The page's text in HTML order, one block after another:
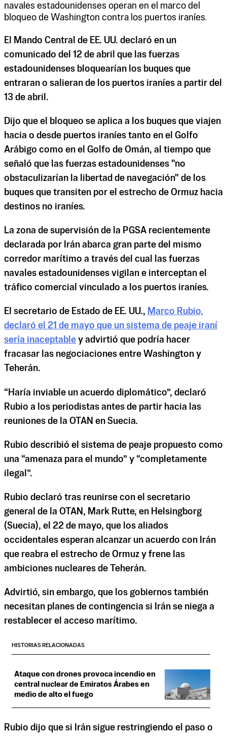
navales estadounidenses operan en el marco del
bloqueo de Washington contra los puertos iraníes.
El Mando Central de EE. UU. declaró en un
comunicado del 12 de abril que las fuerzas
estadounidenses bloquearían los buques que
entraran o salieran de los puertos iraníes a partir del
13 de abril.
Dijo que el bloqueo se aplica a los buques que viajen
hacia o desde puertos iraníes tanto en el Golfo
Arábigo como en el Golfo de Omán, al tiempo que
señaló que las fuerzas estadounidenses "no
obstaculizarían la libertad de navegación" de los
buques que transiten por el estrecho de Ormuz hacia
destinos no iraníes.
La zona de supervisión de la PGSA recientemente
declarada por Irán abarca gran parte del mismo
corredor marítimo a través del cual las fuerzas
navales estadounidenses vigilan e interceptan el
tráfico comercial vinculado a los puertos iraníes.
El secretario de Estado de EE. UU., Marco Rubio,
declaró el 21 de mayo que un sistema de peaje iraní
sería inaceptable y advirtió que podría hacer
fracasar las negociaciones entre Washington y
Teherán.
“Haría inviable un acuerdo diplomático”, declaró
Rubio a los periodistas antes de partir hacia las
reuniones de la OTAN en Suecia.
Rubio describió el sistema de peaje propuesto como
una “amenaza para el mundo” y “completamente
ilegal”.
Rubio declaró tras reunirse con el secretario
general de la OTAN, Mark Rutte, en Helsingborg
(Suecia), el 22 de mayo, que los aliados
occidentales esperan alcanzar un acuerdo con Irán
que reabra el estrecho de Ormuz y frene las
ambiciones nucleares de Teherán.
Advirtió, sin embargo, que los gobiernos también
necesitan planes de contingencia si Irán se niega a
restablecer el acceso marítimo.
HISTORIAS RELACIONADAS
Ataque con drones provoca incendio en
central nuclear de Emiratos Árabes en
medio de alto el fuego
Rubio dijo que si Irán sigue restringiendo el paso o